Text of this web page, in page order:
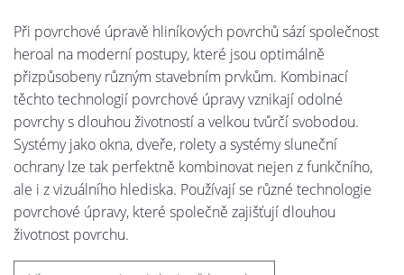
Při povrchové úpravě hliníkových povrchů sází společnost
heroal na moderní postupy, které jsou optimálně
přizpůsobeny různým stavebním prvkům. Kombinací
těchto technologií povrchové úpravy vznikají odolné
povrchy s dlouhou životností a velkou tvůrčí svobodou.
Systémy jako okna, dveře, rolety a systémy sluneční
ochrany lze tak perfektně kombinovat nejen z funkčního,
ale i z vizuálního hlediska. Používají se různé technologie
povrchové úpravy, které společně zajišťují dlouhou
životnost povrchu.